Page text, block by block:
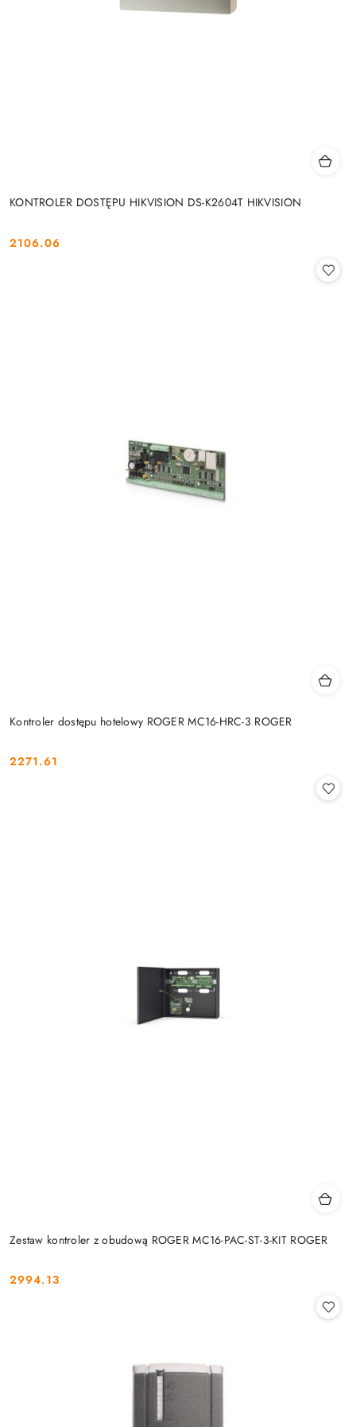
KONTROLER DOSTĘPU HIKVISION DS-K2604T HIKVISION
Cena:
2106.06
Kontroler dostępu hotelowy ROGER MC16-HRC-3 ROGER
Cena:
2271.61
Zestaw kontroler z obudową ROGER MC16-PAC-ST-3-KIT ROGER
Cena:
2994.13